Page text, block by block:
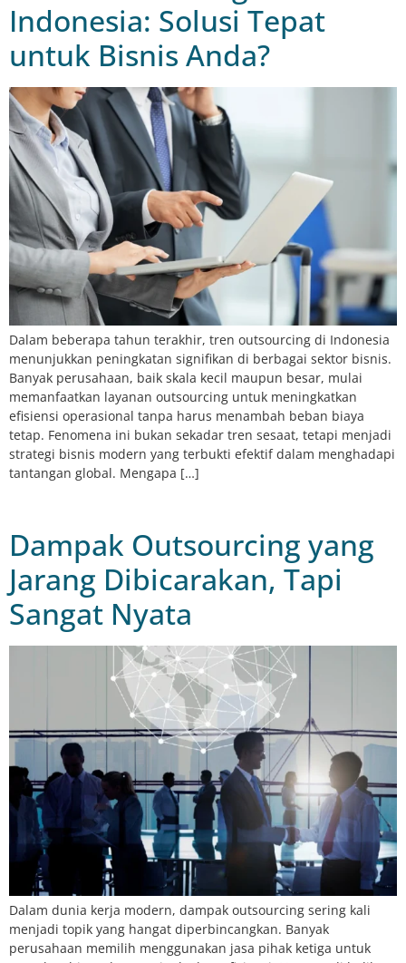
Indonesia: Solusi Tepat
untuk Bisnis Anda?
Dalam beberapa tahun terakhir, tren outsourcing di Indonesia
menunjukkan peningkatan signifikan di berbagai sektor bisnis.
Banyak perusahaan, baik skala kecil maupun besar, mulai
memanfaatkan layanan outsourcing untuk meningkatkan
efisiensi operasional tanpa harus menambah beban biaya
tetap. Fenomena ini bukan sekadar tren sesaat, tetapi menjadi
strategi bisnis modern yang terbukti efektif dalam menghadapi
tantangan global. Mengapa […]
Dampak Outsourcing yang
Jarang Dibicarakan, Tapi
Sangat Nyata
Dalam dunia kerja modern, dampak outsourcing sering kali
menjadi topik yang hangat diperbincangkan. Banyak
perusahaan memilih menggunakan jasa pihak ketiga untuk